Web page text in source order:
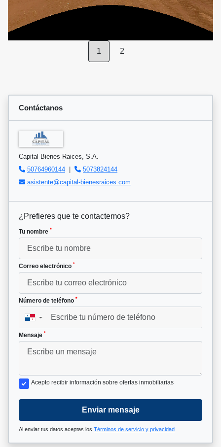
1 2
Contáctanos
Capital Bienes Raices, S.A.
50764960144 |
5073824144
asistente@capital-bienesraices.com
¿Prefieres que te contactemos?
Tu nombre *
Correo electrónico *
Número de teléfono *
▼
Mensaje *
Acepto recibir información sobre ofertas inmobiliarias
Enviar mensaje
Al enviar tus datos aceptas los Términos de servicio y privacidad